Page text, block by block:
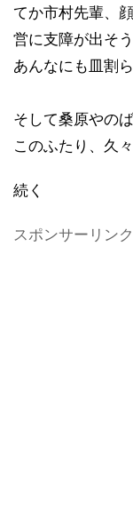
てか市村先輩、
営に支障が出そ
あんなにも皿割
そして桑原やの
このふたり、久
続く
スポンサーリンク